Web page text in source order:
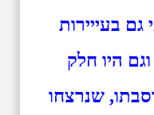
גם בעייירות
היו חלק
שנרצחו